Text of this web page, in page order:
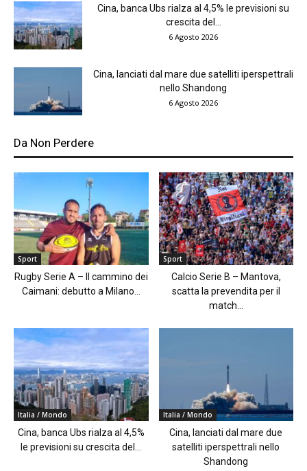
Cina, banca Ubs rialza al 4,5% le previsioni su
crescita del...
6 Agosto 2026
Cina, lanciati dal mare due satelliti iperspettrali
nello Shandong
6 Agosto 2026
Da Non Perdere
Sport
Rugby Serie A – Il cammino dei
Caimani: debutto a Milano...
Sport
Calcio Serie B – Mantova,
scatta la prevendita per il
match...
Italia / Mondo
Cina, banca Ubs rialza al 4,5%
le previsioni su crescita del...
Italia / Mondo
Cina, lanciati dal mare due
satelliti iperspettrali nello
Shandong